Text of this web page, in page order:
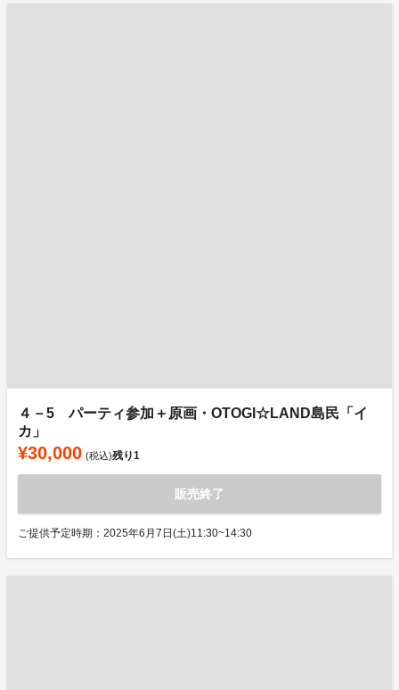
４－5 パーティ参加＋原画・OTOGI☆LAND島民「イ
カ」
¥30,000 (税込)残り1
販売終了
ご提供予定時期：2025年6月7日(土)11:30~14:30